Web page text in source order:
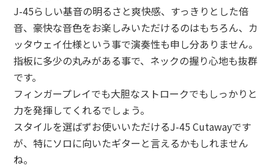
J-45らしい基音の明るさと爽快感、すっきりとした倍
音、豪快な音色をお楽しみいただけるのはもちろん、カ
ッタウェイ仕様という事で演奏性も申し分ありません。
指板に多少の丸みがある事で、ネックの握り心地も抜群
です。
フィンガープレイでも大胆なストロークでもしっかりと
力を発揮してくれるでしょう。
スタイルを選ばずお使いいただけるJ-45 Cutawayです
が、特にソロに向いたギターと言えるかもしれません
ね。